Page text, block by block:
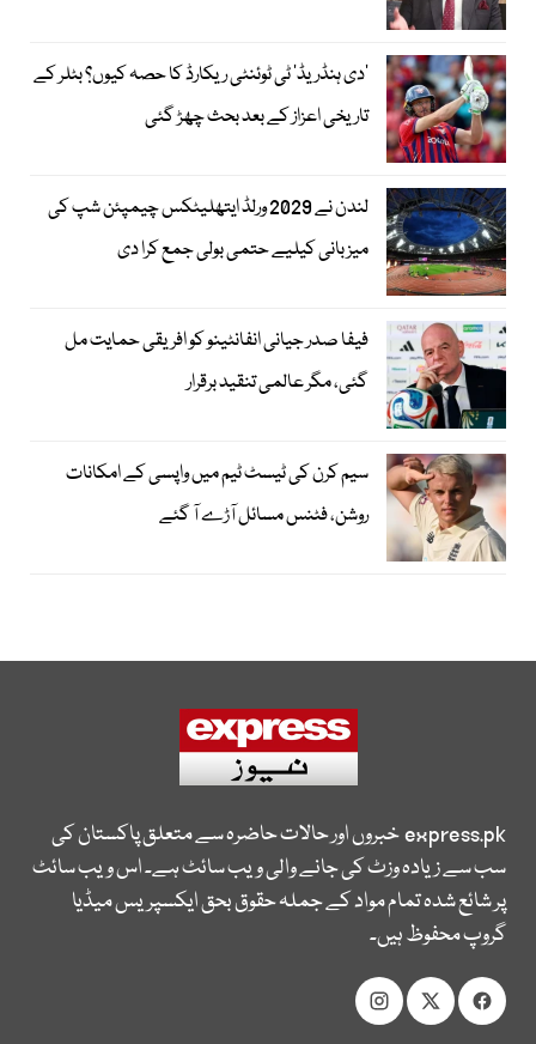
’دی ہنڈریڈ‘ ٹی ٹوئنٹی ریکارڈ کا حصہ کیوں؟ بٹلر کے
تاریخی اعزاز کے بعد بحث چھڑ گئی
لندن نے 2029 ورلڈ ایتھلیٹکس چیمپئن شپ کی
میزبانی کیلیے حتمی بولی جمع کرا دی
فیفا صدر جیانی انفانٹینو کو افریقی حمایت مل
گئی، مگر عالمی تنقید برقرار
سیم کرن کی ٹیسٹ ٹیم میں واپسی کے امکانات
روشن، فٹنس مسائل آڑے آ گئے
express.pkخبروں اور حالات حاضرہ سے متعلق پاکستان کی
سب سے زیادہ وزٹ کی جانے والی ویب سائٹ ہے۔ اس ویب سائٹ
پر شائع شدہ تمام مواد کے جملہ حقوق بحق ایکسپریس میڈیا
گروپ محفوظ ہیں۔